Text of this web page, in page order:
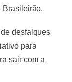
Brasileirão.
desfalques
para
sair com a